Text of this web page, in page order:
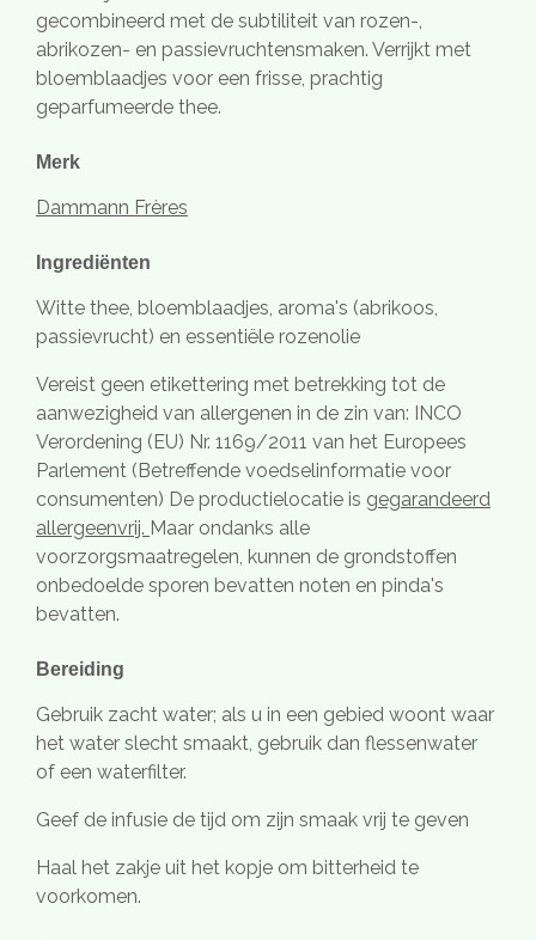
gecombineerd met de subtiliteit van rozen-,
abrikozen- en passievruchtensmaken. Verrijkt met
bloemblaadjes voor een frisse, prachtig
geparfumeerde thee.
Merk
Dammann Frères
Ingrediënten
Witte thee, bloemblaadjes, aroma's (abrikoos,
passievrucht) en essentiële rozenolie
Vereist geen etikettering met betrekking tot de
aanwezigheid van allergenen in de zin van: INCO
Verordening (EU) Nr. 1169/2011 van het Europees
Parlement (Betreffende voedselinformatie voor
consumenten) De productielocatie is gegarandeerd
allergeenvrij. Maar ondanks alle
voorzorgsmaatregelen, kunnen de grondstoffen
onbedoelde sporen bevatten noten en pinda's
bevatten.
Bereiding
Gebruik zacht water; als u in een gebied woont waar
het water slecht smaakt, gebruik dan flessenwater
of een waterfilter.
Geef de infusie de tijd om zijn smaak vrij te geven
Haal het zakje uit het kopje om bitterheid te
voorkomen.